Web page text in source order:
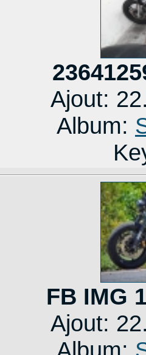
Ajout:
Album:
FB IMG
Ajout: